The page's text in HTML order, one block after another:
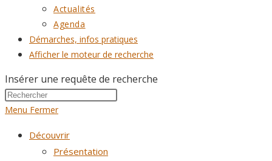
Actualités
Agenda
Démarches, infos pratiques
Afficher le moteur de recherche
Insérer une requête de recherche
Menu Fermer
Découvrir
Présentation